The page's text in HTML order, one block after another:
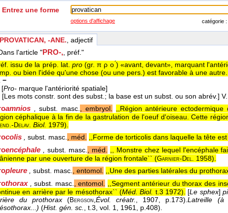
Entrez une forme
options d'affichage catégorie :
PROVATICAN, -ANE. , adjectif
l'article "PRO-,, préf."
issu de la prép. lat. pro(gr. π ρ ο ́) «avant, devant», marquant
ou bien l'idée qu'une chose (ou une pers.) est favorable à une
−
[Pro- marque l'antériorité spatiale]
[Les mots constr. sont des subst.; la base est un subst. ou son abrév.] V.
amnios , subst. masc., embryol. ,,Région antérieure
céphalique à la fin de la gastrulation de l'oeuf d'oiseau. Cette
- Delav. Biol. 1979).
colis , subst. masc., méd. ,,Forme de torticolis dans laquelle la tête
encéphale , subst. masc., méd. ,, Monstre chez lequel l'encéphale
par une ouverture de la région frontale`` (Garnier- Del. 1958).
pleure , subst. masc., entomol. ,,Une des parties latérales du
thorax , subst. masc., entomol. ,,Segment antérieur du thorax des
en arrière par le mésothorax`` (Méd. Biol. t.3 1972). [Le sphex]
du prothorax (Bergson,Évol. créatr., 1907, p.173).Latreille
(Hist. gén. sc., t.3, vol. 1, 1961, p.408).